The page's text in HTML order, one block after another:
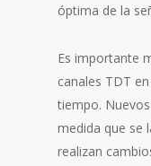
óptima de la
Es importante
canales TDT
tiempo.
medida que se
realizan